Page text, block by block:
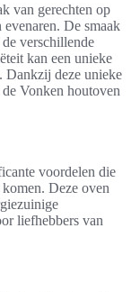
van gerechten op
De smaak
verschillende
kan een unieke
Dankzij deze unieke
Vonken houtoven
voordelen die
Deze oven
liefhebbers van